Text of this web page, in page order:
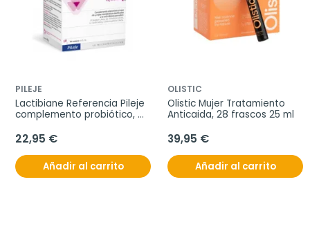
PILEJE
Lactibiane Referencia Pileje
complemento probiótico,
22,95 €
Añadir al carrito
OLISTIC
Olistic Mujer Tratamiento
Anticaida, 28 frascos 25 ml
39,95 €
Añadir al carrito